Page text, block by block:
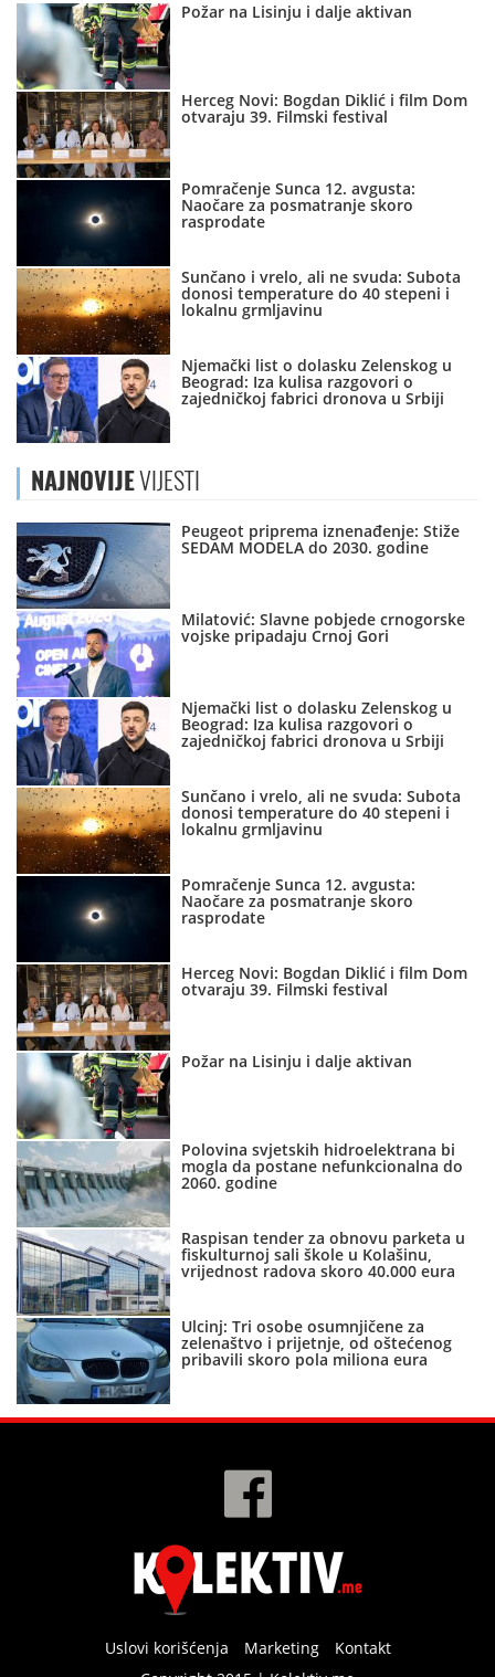
Požar na Lisinju i dalje aktivan
Herceg Novi: Bogdan Diklić i film Dom
otvaraju 39. Filmski festival
Pomračenje Sunca 12. avgusta:
Naočare za posmatranje skoro
rasprodate
Sunčano i vrelo, ali ne svuda: Subota
donosi temperature do 40 stepeni i
lokalnu grmljavinu
Njemački list o dolasku Zelenskog u
Beograd: Iza kulisa razgovori o
zajedničkoj fabrici dronova u Srbiji
NAJNOVIJEVIJESTI
Peugeot priprema iznenađenje: Stiže
SEDAM MODELA do 2030. godine
Milatović: Slavne pobjede crnogorske
vojske pripadaju Crnoj Gori
Njemački list o dolasku Zelenskog u
Beograd: Iza kulisa razgovori o
zajedničkoj fabrici dronova u Srbiji
Sunčano i vrelo, ali ne svuda: Subota
donosi temperature do 40 stepeni i
lokalnu grmljavinu
Pomračenje Sunca 12. avgusta:
Naočare za posmatranje skoro
rasprodate
Herceg Novi: Bogdan Diklić i film Dom
otvaraju 39. Filmski festival
Požar na Lisinju i dalje aktivan
Polovina svjetskih hidroelektrana bi
mogla da postane nefunkcionalna do
2060. godine
Raspisan tender za obnovu parketa u
fiskulturnoj sali škole u Kolašinu,
vrijednost radova skoro 40.000 eura
Ulcinj: Tri osobe osumnjičene za
zelenaštvo i prijetnje, od oštećenog
pribavili skoro pola miliona eura
Uslovi korišćenja Marketing
Kontakt